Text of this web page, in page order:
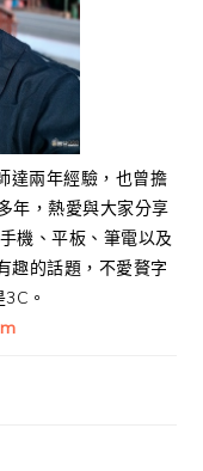
達兩年經驗，也曾擔
年，熱愛與大家分享
機、平板、筆電以及
趣的話題，不愛贅字
。